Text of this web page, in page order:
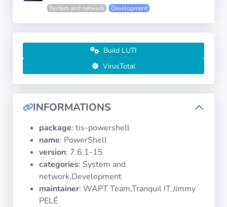
Architectures
Systèmes
d'exploitation
Catégories
System and network Development
Build LUTI
VirusTotal
INFORMATIONS
package: tis-powershell
name: PowerShell
version: 7.6.1-15
categories: System and
network,Development
maintainer: WAPT Team,Tranquil IT,Jimmy
PELÉ